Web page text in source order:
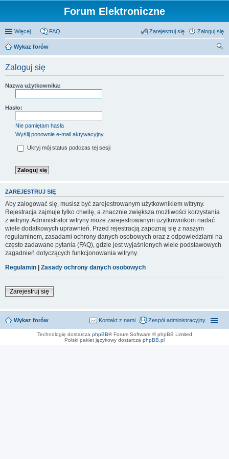
Forum Elektroniczne
Więcej… FAQ Zaloguj się
Zarejestruj się
Wykaz forów
Zaloguj się
Nazwa użytkownika:
Hasło:
Nie pamiętam hasła
Wyślij ponownie e-mail aktywacyjny
Ukryj mój status podczas tej sesji
ZAREJESTRUJ SIĘ
Aby zalogować się, musisz być zarejestrowanym użytkownikiem witryny.
Rejestracja zajmuje tylko chwilę, a znacznie zwiększa możliwości korzystania
z witryny. Administrator witryny może zarejestrowanym użytkownikom nadać
wiele dodatkowych uprawnień. Przed rejestracją zapoznaj się z naszym
regulaminem, zasadami ochrony danych osobowych oraz z odpowiedziami na
często zadawane pytania (FAQ), gdzie jest wyjaśnionych wiele podstawowych
zagadnień dotyczących funkcjonowania witryny.
Regulamin | Zasady ochrony danych osobowych
Zarejestruj się
Wykaz forów Zespół administracyjny
Kontakt z nami
Technologię dostarcza phpBB® Forum Software © phpBB Limited
Polski pakiet językowy dostarcza phpBB.pl